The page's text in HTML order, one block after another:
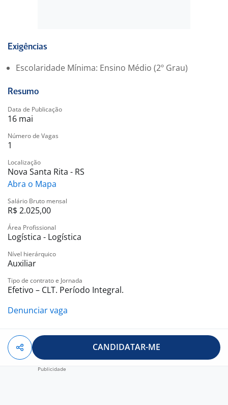
Exigências
Escolaridade Mínima: Ensino Médio (2º Grau)
Resumo
Data de Publicação
16 mai
Número de Vagas
1
Localização
Nova Santa Rita - RS
Abra o Mapa
Salário Bruto mensal
R$ 2.025,00
Área Profissional
Logística - Logística
Nível hierárquico
Auxiliar
Tipo de contrato e Jornada
Efetivo – CLT. Período Integral.
Denunciar vaga
CANDIDATAR-ME